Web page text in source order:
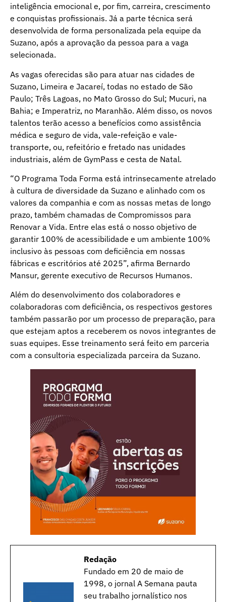
inteligência emocional e, por fim, carreira, crescimento
e conquistas profissionais. Já a parte técnica será
desenvolvida de forma personalizada pela equipe da
Suzano, após a aprovação da pessoa para a vaga
selecionada.
As vagas oferecidas são para atuar nas cidades de
Suzano, Limeira e Jacareí, todas no estado de São
Paulo; Três Lagoas, no Mato Grosso do Sul; Mucuri, na
Bahia; e Imperatriz, no Maranhão. Além disso, os novos
talentos terão acesso a benefícios como assistência
médica e seguro de vida, vale-refeição e vale-
transporte, ou, refeitório e fretado nas unidades
industriais, além de GymPass e cesta de Natal.
“O Programa Toda Forma está intrinsecamente atrelado
à cultura de diversidade da Suzano e alinhado com os
valores da companhia e com as nossas metas de longo
prazo, também chamadas de Compromissos para
Renovar a Vida. Entre elas está o nosso objetivo de
garantir 100% de acessibilidade e um ambiente 100%
inclusivo às pessoas com deficiência em nossas
fábricas e escritórios até 2025”, afirma Bernardo
Mansur, gerente executivo de Recursos Humanos.
Além do desenvolvimento dos colaboradores e
colaboradoras com deficiência, os respectivos gestores
também passarão por um processo de preparação, para
que estejam aptos a receberem os novos integrantes de
suas equipes. Esse treinamento será feito em parceria
com a consultoria especializada parceira da Suzano.
Redação
Fundado em 20 de maio de
1998, o jornal A Semana pauta
seu trabalho jornalístico nos